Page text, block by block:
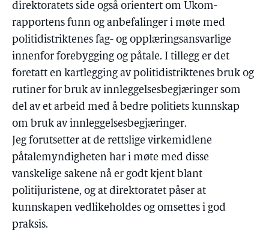
direktoratets side også orientert om Ukom-
rapportens funn og anbefalinger i møte med
politidistriktenes fag- og opplæringsansvarlige
innenfor forebygging og påtale. I tillegg er det
foretatt en kartlegging av politidistriktenes bruk og
rutiner for bruk av innleggelsesbegjæringer som
del av et arbeid med å bedre politiets kunnskap
om bruk av innleggelsesbegjæringer.
Jeg forutsetter at de rettslige virkemidlene
påtalemyndigheten har i møte med disse
vanskelige sakene nå er godt kjent blant
politijuristene, og at direktoratet påser at
kunnskapen vedlikeholdes og omsettes i god
praksis.